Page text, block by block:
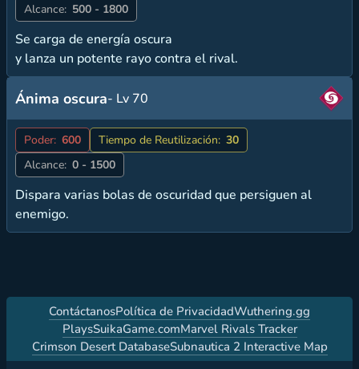
Alcance: 500 - 1800
Se carga de energía oscura
y lanza un potente rayo contra el rival.
Ánima oscura- Lv 70
Poder: 600 Tiempo de Reutilización: 30
Alcance: 0 - 1500
Dispara varias bolas de oscuridad que persiguen al
enemigo.
ContáctanosPolítica de PrivacidadWuthering.gg
PlaysSuikaGame.comMarvel Rivals Tracker
Crimson Desert DatabaseSubnautica 2 Interactive Map